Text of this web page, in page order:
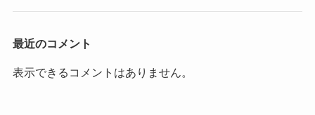
最近のコメント
表示できるコメントはありません。